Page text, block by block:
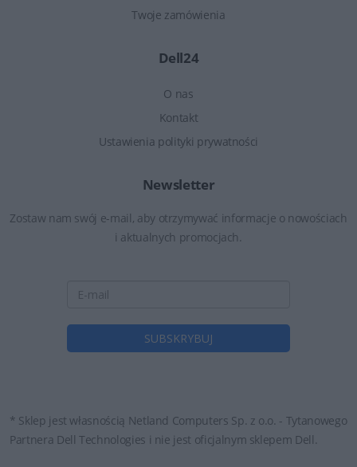
Twoje zamówienia
Dell24
O nas
Kontakt
Ustawienia polityki prywatności
Newsletter
Zostaw nam swój e-mail, aby otrzymywać informacje o nowościach
i aktualnych promocjach.
* Sklep jest własnością Netland Computers Sp. z o.o. - Tytanowego
Partnera Dell Technologies i nie jest oficjalnym sklepem Dell.